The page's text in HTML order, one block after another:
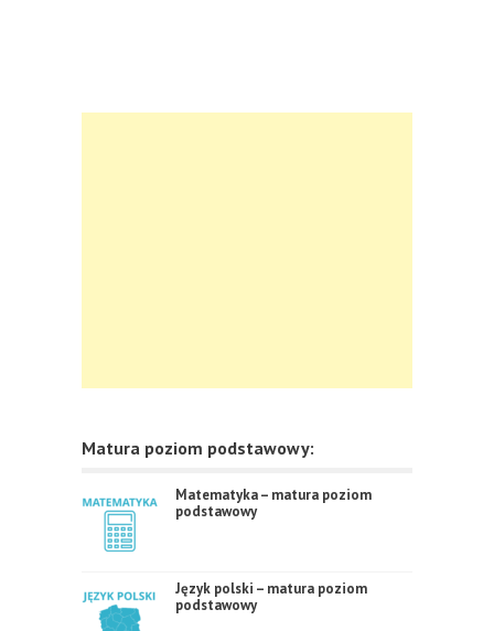
Matura poziom podstawowy:
Matematyka – matura poziom
podstawowy
Język polski – matura poziom
podstawowy